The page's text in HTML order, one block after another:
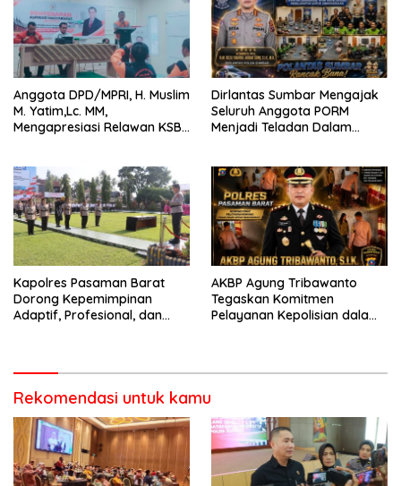
Anggota DPD/MPRI, H. Muslim
M. Yatim,Lc. MM,
Mengapresiasi Relawan KSB
Bencana
Dirlantas Sumbar Mengajak
Seluruh Anggota PORM
Menjadi Teladan Dalam
Perlengkapan Keselamatan
Berkendara
Kapolres Pasaman Barat
Dorong Kepemimpinan
Adaptif, Profesional, dan
AKBP Agung Tribawanto
Tegaskan Komitmen
Pelayanan Kepolisian dalam
Rekomendasi untuk kamu